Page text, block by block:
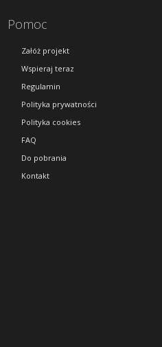
Pomoc
Załóż projekt
Wspieraj teraz
Regulamin
Polityka prywatności
Polityka cookies
FAQ
Do pobrania
Kontakt